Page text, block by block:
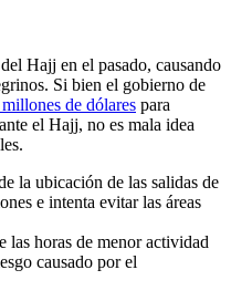
Hajj en el pasado, causando
Si bien el gobierno de
de dólares para
el Hajj, no es mala idea
la ubicación de las salidas de
e intenta evitar las áreas
las horas de menor actividad
causado por el